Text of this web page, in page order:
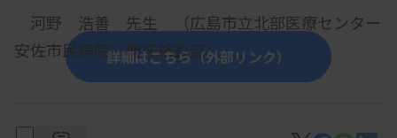
河野 浩善 先生 （広島市立北部医療センター
安佐市民病院 臨床検査部）
【参加費・定員など】
詳細はこちら（外部リンク）